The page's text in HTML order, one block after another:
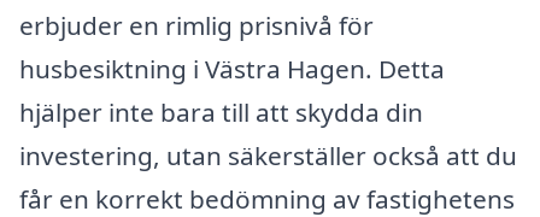
erbjuder en rimlig prisnivå för
husbesiktning i Västra Hagen. Detta
hjälper inte bara till att skydda din
investering, utan säkerställer också att du
får en korrekt bedömning av fastighetens